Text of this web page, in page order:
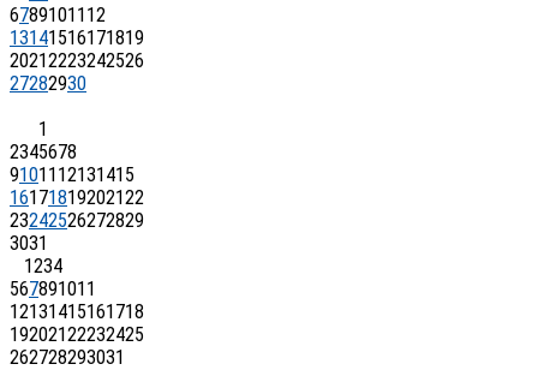
6789101112
13141516171819
20212223242526
27282930
1
2345678
9101112131415
16171819202122
23242526272829
3031
1234
567891011
12131415161718
19202122232425
262728293031